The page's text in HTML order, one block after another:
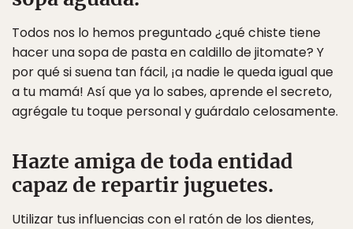
Todos nos lo hemos preguntado ¿qué chiste tiene
hacer una sopa de pasta en caldillo de jitomate? Y
por qué si suena tan fácil, ¡a nadie le queda igual que
a tu mamá! Así que ya lo sabes, aprende el secreto,
agrégale tu toque personal y guárdalo celosamente.
Hazte amiga de toda entidad
capaz de repartir juguetes.
Utilizar tus influencias con el ratón de los dientes,